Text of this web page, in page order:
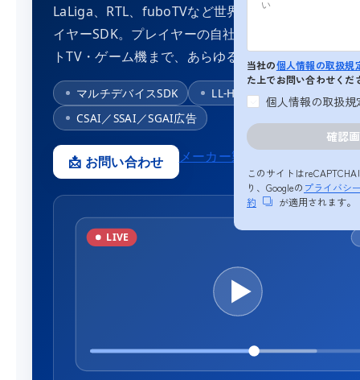
LaLiga、RTL、fuboTVなど世界の放送・スポーツ
イヤーSDK。プレイヤーの自社開発・保守から解
トTV・ゲーム機まで、あらゆるデバイスで最高品
マルチデバイスSDK
LL-HLS・LL-DASH対応
CSAI／SSAI／SGAI広告
📩 お問い合わせ メーカー製品ページへ ↗
LIVE
当社の個人情報の取扱規
た上でお問い合わせくだ
個人情報の取扱
このサイトは
り、Googleの プライバシ
約
が適用されます。